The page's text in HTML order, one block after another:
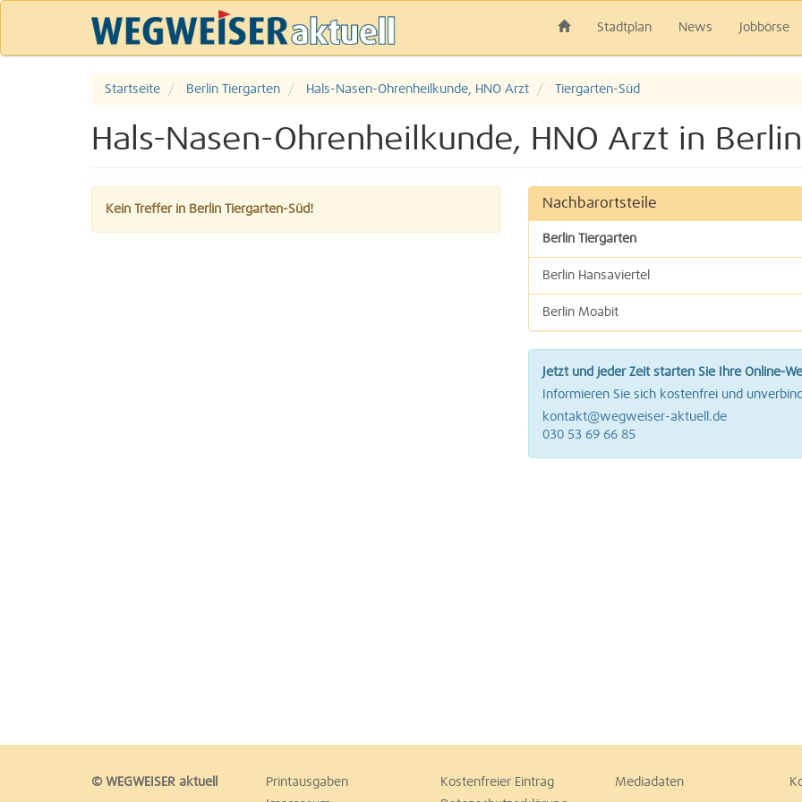
Stadtplan News Jobbörse
Startseite Berlin Tiergarten Hals-Nasen-Ohrenheilkunde, HNO Arzt Tiergarten-Süd
Hals-Nasen-Ohrenheilkunde, HNO Arzt in
Kein Treffer in Berlin Tiergarten-Süd! Nachbarortsteile
Berlin Tiergarten
Berlin Hansaviertel
Berlin Moabit
Jetzt und jeder Zeit starten Sie Ihre Online-
Informieren Sie sich kostenfrei und
kontakt@wegweiser-aktuell.de
030 53 69 66 85
© WEGWEISER aktuell Printausgaben Kostenfreier Eintrag Mediadaten